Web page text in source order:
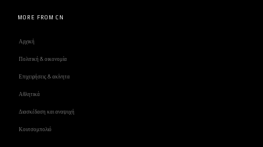
MORE FROM CN
Αρχική
Πολιτική & οικονομία
Επιχειρήσεις & ακίνητα
Αθλητικά
Διασκέδαση και αναψυχή
Κουτσομπολιό